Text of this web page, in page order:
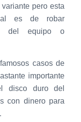
pero esta
es de robar
del equipo o
casos de
importante
disco duro del
con dinero para